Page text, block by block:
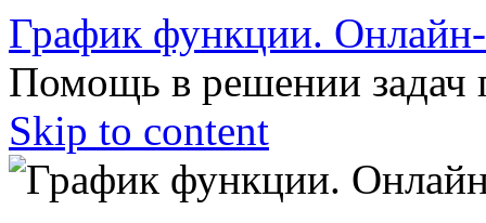
График функции.
Помощь в решении задач
Skip to content